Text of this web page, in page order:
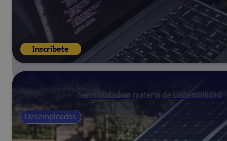
Inscríbete
Sensibilidad en materia de sostenibilidad
Desempleados